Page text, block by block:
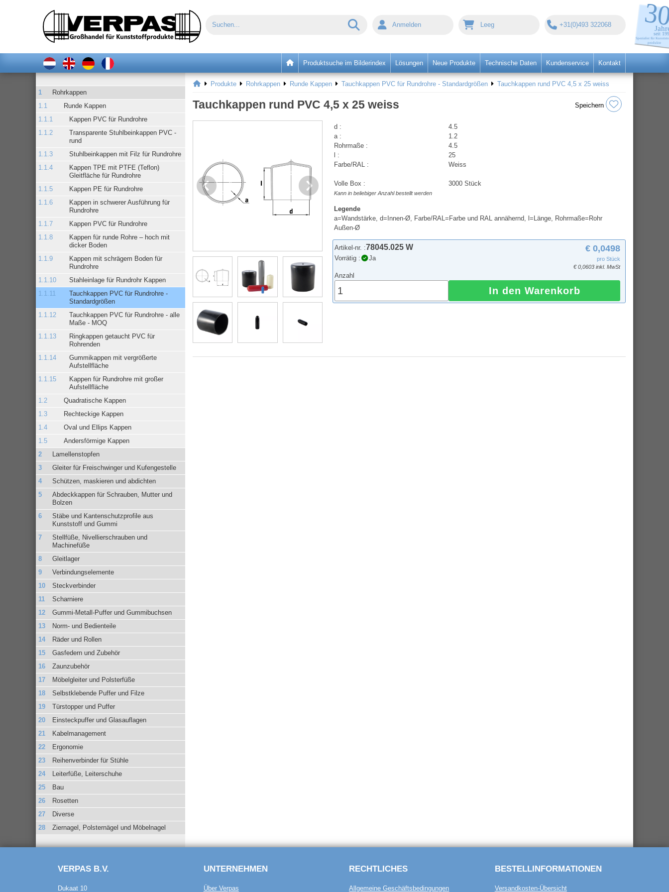
Anmelden Leeg +31(0)493 322068
Produktsuche im Bilderindex Lösungen Neue Produkte Technische Daten Kundenservice Kontakt
Rohrkappen
Runde Kappen
Kappen PVC für Rundrohre
Transparente Stuhlbeinkappen PVC -
rund
Stuhlbeinkappen mit Filz für Rundrohre
Kappen TPE mit PTFE (Teflon)
Gleitfläche für Rundrohre
Kappen PE für Rundrohre
Kappen in schwerer Ausführung für
Rundrohre
Kappen PVC für Rundrohre
Kappen für runde Rohre – hoch mit
dicker Boden
Kappen mit schrägem Boden für
Rundrohre
Stahleinlage für Rundrohr Kappen
Tauchkappen PVC für Rundrohre -
Standardgrößen
Tauchkappen PVC für Rundrohre - alle
Maße - MOQ
Ringkappen getaucht PVC für
Rohrenden
Gummikappen mit vergrößerte
Aufstellfläche
Kappen für Rundrohre mit großer
Aufstellfläche
Quadratische Kappen
Rechteckige Kappen
Oval und Ellips Kappen
Andersförmige Kappen
Lamellenstopfen
Gleiter für Freischwinger und Kufengestelle
Schützen, maskieren und abdichten
Abdeckkappen für Schrauben, Mutter und
Bolzen
Stäbe und Kantenschutzprofile aus
Kunststoff und Gummi
Stellfüße, Nivellierschrauben und
Machinefüße
Gleitlager
Verbindungselemente
Steckverbinder
Scharniere
Gummi-Metall-Puffer und Gummibuchsen
Norm- und Bedienteile
Räder und Rollen
Gasfedern und Zubehör
Zaunzubehör
Möbelgleiter und Polsterfüße
Selbstklebende Puffer und Filze
Türstopper und Puffer
Einsteckpuffer und Glasauflagen
Kabelmanagement
Ergonomie
Reihenverbinder für Stühle
Leiterfüße, Leiterschuhe
Bau
Rosetten
Diverse
Ziernagel, Polsternägel und Möbelnagel
Produkte Rohrkappen Runde Kappen Tauchkappen PVC für Rundrohre - Standardgrößen Tauchkappen rund PVC 4,5 x 25 weiss
Tauchkappen rund PVC 4,5 x 25 weiss Speichern
d :
4.5
a :
1.2
Rohrmaße :
4.5
l :
25
Farbe/RAL :
Weiss
Volle Box : 3000 Stück
Kann in beliebiger Anzahl bestellt werden
Legende
a=Wandstärke, d=Innen-Ø, Farbe/RAL=Farbe und RAL annähernd, l=Länge, Rohrmaße=Rohr
Außen-Ø
Artikel-nr. :78045.025 W
Vorrätig : Ja
€ 0,0498
pro Stück
€ 0,0603 inkl. MwSt
Anzahl
In den Warenkorb
VERPAS B.V.
Dukaat 10
UNTERNEHMEN
Über Verpas
RECHTLICHES
Allgemeine Geschäftsbedingungen
BESTELL­INFORMATIONEN
Versandkosten-Übersicht